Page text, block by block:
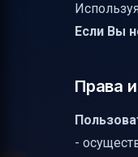
Если Вы
Права
-